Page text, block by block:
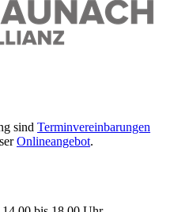
sind Terminvereinbarungen
Onlineangebot.